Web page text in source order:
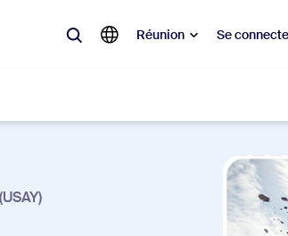
Réunion Se
en vogue, tendance, qui font le buzz : celles